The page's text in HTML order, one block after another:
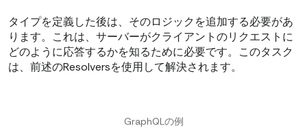
タイプを定義した後は、そのロジックを追加する必要があ
ります。これは、サーバーがクライアントのリクエストに
どのように応答するかを知るために必要です。このタスク
は、前述のResolversを使用して解決されます。
GraphQLの例